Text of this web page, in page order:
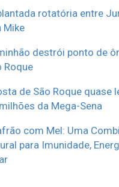
rotatória entre
Mike
destrói ponto de
Roque
de São Roque quase
da Mega-Sena
com Mel: Uma
para Imunidade,